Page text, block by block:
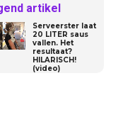
artikel
Serveerster laat
20 LITER saus
vallen. Het
resultaat?
HILARISCH!
(video)